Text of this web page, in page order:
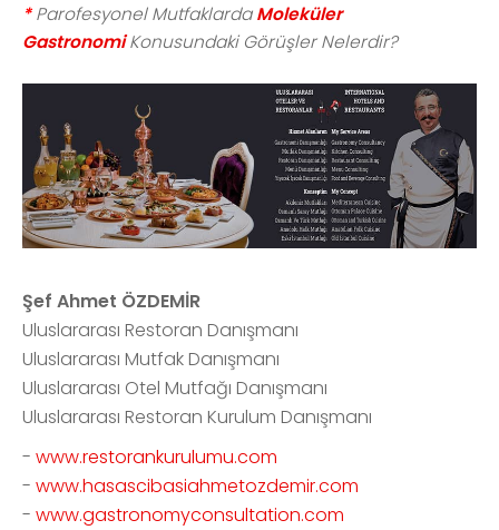
*Parofesyonel MutfaklardaMoleküler
GastronomiKonusundaki Görüşler Nelerdir?
Şef Ahmet ÖZDEMİR
Uluslararası Restoran Danışmanı
Uluslararası Mutfak Danışmanı
Uluslararası Otel Mutfağı Danışmanı
Uluslararası Restoran Kurulum Danışmanı
-www.restorankurulumu.com
-www.hasascibasiahmetozdemir.com
-www.gastronomyconsultation.com